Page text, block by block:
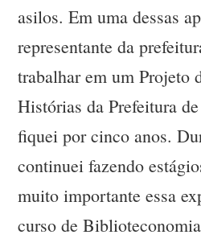
asilos. Em uma dessas
representante da
trabalhar em um Projeto
Histórias da Prefeitura
fiquei por cinco anos.
continuei fazendo
muito importante essa
curso de